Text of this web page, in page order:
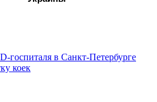
госпиталя в Санкт-Петербурге
коек